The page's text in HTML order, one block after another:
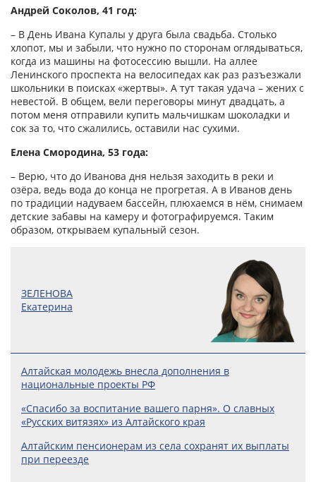
Андрей Соколов, 41 год:
– В День Ивана Купалы у друга была свадьба. Столько
хлопот, мы и забыли, что нужно по сторонам оглядываться,
когда из машины на фотосессию вышли. На аллее
Ленинского проспекта на велосипедах как раз разъезжали
школьники в поисках «жертвы». А тут такая удача – жених с
невестой. В общем, вели переговоры минут двадцать, а
потом меня отправили купить мальчишкам шоколадки и
сок за то, что сжалились, оставили нас сухими.
Елена Смородина, 53 года:
– Верю, что до Иванова дня нельзя заходить в реки и
озёра, ведь вода до конца не прогретая. А в Иванов день
по традиции надуваем бассейн, плюхаемся в нём, снимаем
детские забавы на камеру и фотографируемся. Таким
образом, открываем купальный сезон.
ЗЕЛЕНОВА
Екатерина
Алтайская молодежь внесла дополнения в
национальные проекты РФ
«Спасибо за воспитание вашего парня». О славных
«Русских витязях» из Алтайского края
Алтайским пенсионерам из села сохранят их выплаты
при переезде